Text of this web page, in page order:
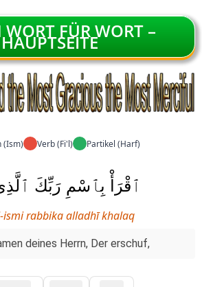
WORT FÜR WORT –
HAUPTSEITE
(Ism) Verb (Fi'l) Partikel (Harf)
ٱقْرَأْ بِٱسْمِ رَبِّكَ
ismi rabbika alladhī khalaq
deines Herrn, Der erschuf,